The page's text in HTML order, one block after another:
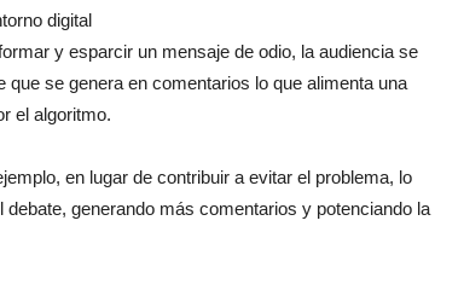
digital
y esparcir un mensaje de odio, la audiencia se
se genera en comentarios lo que alimenta una
el algoritmo.
en lugar de contribuir a evitar el problema, lo
generando más comentarios y potenciando la